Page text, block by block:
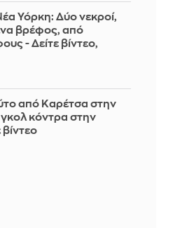
Υόρκη: Δύο νεκροί,
βρέφος, από
- Δείτε βίντεο,
από Καρέτσα στην
κόντρα στην